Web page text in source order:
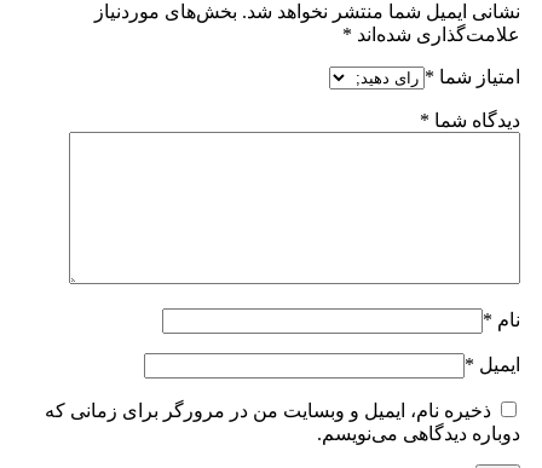
نشانی ایمیل شما منتشر نخواهد شد. بخش‌های موردنیاز
علامت‌گذاری شده‌اند *
امتیاز شما *
دیدگاه شما *
نام *
ایمیل *
ذخیره نام، ایمیل و وبسایت من در مرورگر برای زمانی که
دوباره دیدگاهی می‌نویسم.